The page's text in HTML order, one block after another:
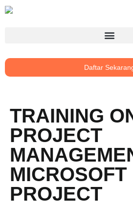
Daftar
TRAINING
PROJECT
MICROSOFT
PROJECT